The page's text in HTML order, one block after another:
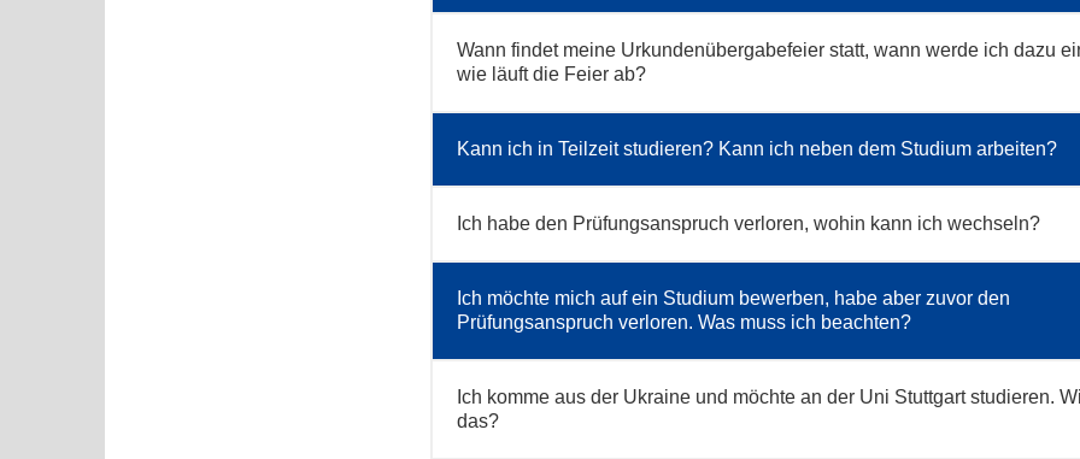
Wann findet meine Urkundenübergabefeier statt, wann werde ich dazu
wie läuft die Feier ab?
Kann ich in Teilzeit studieren? Kann ich neben dem Studium arbeiten?
Ich habe den Prüfungsanspruch verloren, wohin kann ich wechseln?
Ich möchte mich auf ein Studium bewerben, habe aber zuvor den
Prüfungsanspruch verloren. Was muss ich beachten?
Ich komme aus der Ukraine und möchte an der Uni Stuttgart studieren.
das?